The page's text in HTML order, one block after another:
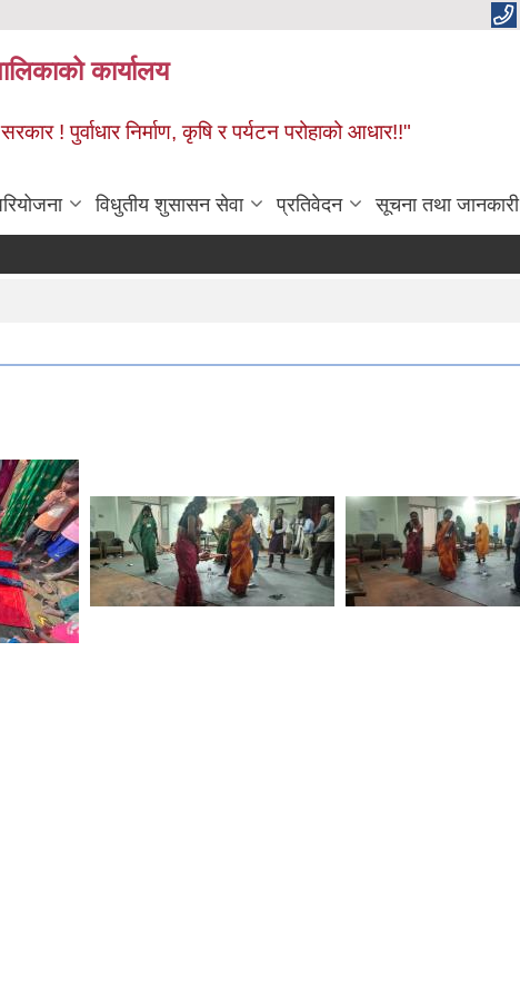
कार्यालय
! पुर्वाधार निर्माण, कृषि र पर्यटन परोहाको आधार!!"
विधुतीय शुसासन सेवा प्रतिवेदन सूचना तथा जानकारी